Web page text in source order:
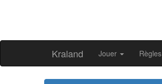
Kraland Jouer Règles